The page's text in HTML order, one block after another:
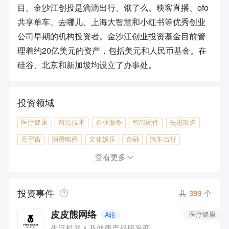
目。金沙江创投是滴滴出行、饿了么、映客直播、ofo
共享单车、去哪儿、上海大智慧和小红书等优秀创业
公司早期的机构投资者。金沙江创业投资基金目前管
理着约20亿美元的资产，包括美元和人民币基金。在
硅谷、北京和新加坡均设立了办事处。
投资领域
医疗健康 前沿技术 企业服务 智能硬件 先进制造
元宇宙 消费电商 文化娱乐 金融 汽车出行
工具软件
社交网络 传统制造 旅游
查看更多
投资事件 共 399 个
皮皮熊网络 A轮 医疗健康